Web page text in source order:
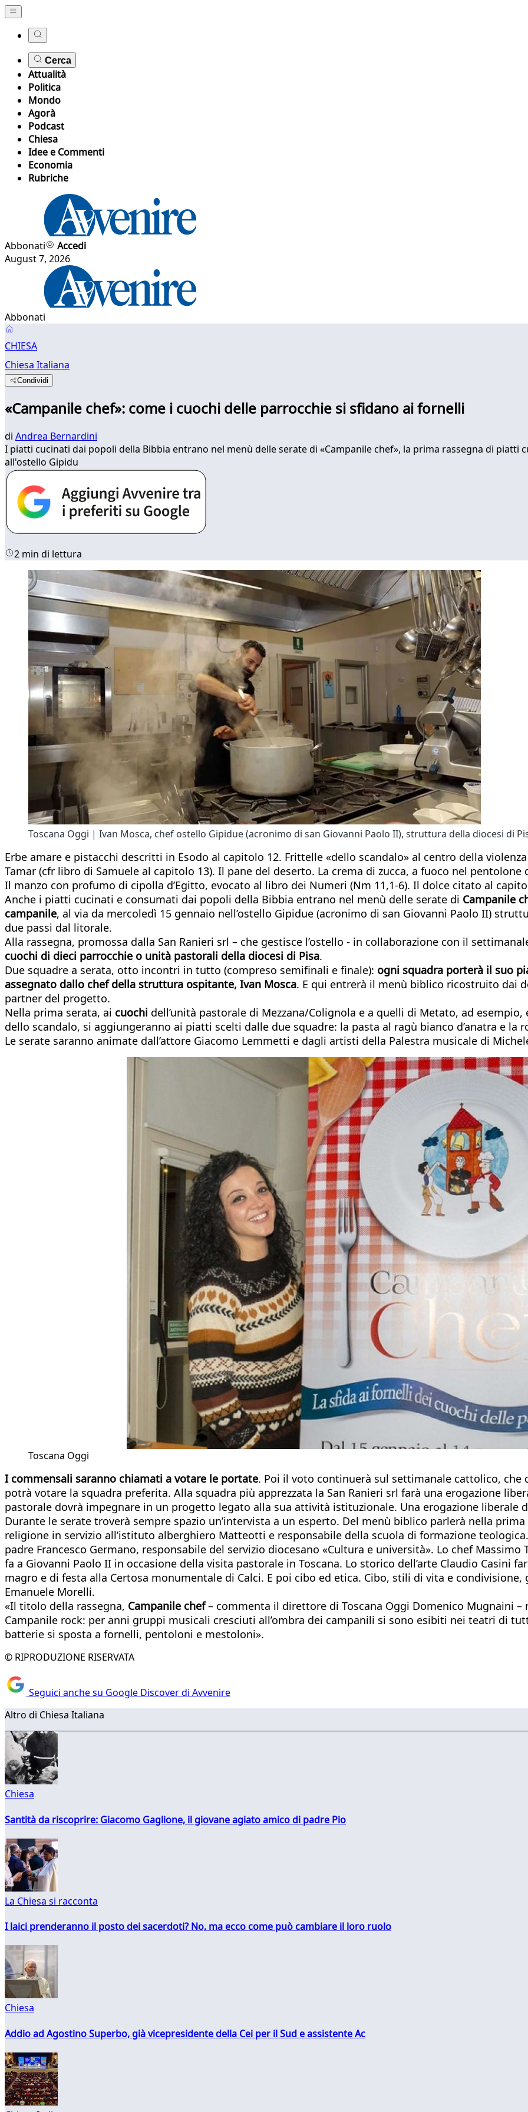
Cerca
Attualità
Politica
Mondo
Agorà
Podcast
Chiesa
Idee e Commenti
Economia
Rubriche
Abbonati
Accedi
August 7, 2026
Abbonati
CHIESA
Chiesa Italiana
Condividi
«Campanile chef»: come i cuochi delle parrocchie si sfidano ai fornelli
di Andrea Bernardini
I piatti cucinati dai popoli della Bibbia entrano nel menù delle serate di «Campanile chef», la prima rassegna di piatti
all'ostello Gipidu
2 min di lettura
Toscana Oggi | Ivan Mosca, chef ostello Gipidue (acronimo di san Giovanni Paolo II), struttura della diocesi di
Erbe amare e pistacchi descritti in Esodo al capitolo 12. Frittelle «dello scandalo» al centro della
Tamar (cfr libro di Samuele al capitolo 13). Il pane del deserto. La crema di zucca, a fuoco nel
Il manzo con profumo di cipolla d’Egitto, evocato al libro dei Numeri (Nm 11,1-6). Il dolce citato al
Anche i piatti cucinati e consumati dai popoli della Bibbia entrano nel menù delle serate di Campanile
campanile, al via da mercoledì 15 gennaio nell’ostello Gipidue (acronimo di san Giovanni Paolo II)
due passi dal litorale.
Alla rassegna, promossa dalla San Ranieri srl – che gestisce l’ostello - in collaborazione con il
cuochi di dieci parrocchie o unità pastorali della diocesi di Pisa.
Due squadre a serata, otto incontri in tutto (compreso semifinali e finale): ogni squadra porterà il suo
assegnato dallo chef della struttura ospitante, Ivan Mosca. E qui entrerà il menù biblico ricostruito dai
partner del progetto.
Nella prima serata, ai cuochi dell’unità pastorale di Mezzana/Colignola e a quelli di Metato, ad
dello scandalo, si aggiungeranno ai piatti scelti dalle due squadre: la pasta al ragù bianco d’anatra e la
Le serate saranno animate dall’attore Giacomo Lemmetti e dagli artisti della Palestra musicale di
Toscana Oggi
I commensali saranno chiamati a votare le portate. Poi il voto continuerà sul settimanale cattolico,
potrà votare la squadra preferita. Alla squadra più apprezzata la San Ranieri srl farà una erogazione
pastorale dovrà impegnare in un progetto legato alla sua attività istituzionale. Una erogazione liberale
Durante le serate troverà sempre spazio un’intervista a un esperto. Del menù biblico parlerà nella
religione in servizio all’istituto alberghiero Matteotti e responsabile della scuola di formazione
padre Francesco Germano, responsabile del servizio diocesano «Cultura e università». Lo chef
fa a Giovanni Paolo II in occasione della visita pastorale in Toscana. Lo storico dell’arte Claudio Casini
magro e di festa alla Certosa monumentale di Calci. E poi cibo ed etica. Cibo, stili di vita e
Emanuele Morelli.
«Il titolo della rassegna, Campanile chef– commenta il direttore di Toscana Oggi Domenico Mugnaini
Campanile rock: per anni gruppi musicali cresciuti all’ombra dei campanili si sono esibiti nei teatri di
batterie si sposta a fornelli, pentoloni e mestoloni».
© RIPRODUZIONE RISERVATA
Seguici anche su Google Discover di Avvenire
Altro di Chiesa Italiana
Chiesa
Santità da riscoprire: Giacomo Gaglione, il giovane agiato amico di padre Pio
La Chiesa si racconta
I laici prenderanno il posto dei sacerdoti? No, ma ecco come può cambiare il loro ruolo
Chiesa
Addio ad Agostino Superbo, già vicepresidente della Cei per il Sud e assistente Ac